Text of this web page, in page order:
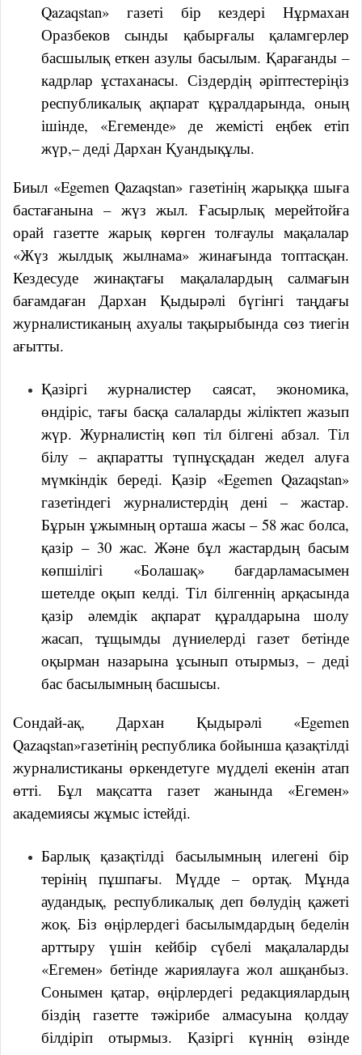
Qazaqstan» газеті бір кездері Нұрмахан
Оразбеков сынды қабырғалы қаламгерлер
басшылық еткен азулы басылым. Қарағанды –
кадрлар ұстаханасы. Сіздердің әріптестеріңіз
республикалық ақпарат құралдарында, оның
ішінде, «Егеменде» де жемісті еңбек етіп
жүр,– деді Дархан Қуандықұлы.
Биыл «Egemen Qazaqstan» газетінің жарыққа шыға
бастағанына – жүз жыл. Ғасырлық мерейтойға
орай газетте жарық көрген толғаулы мақалалар
«Жүз жылдық жылнама» жинағында топтасқан.
Кездесуде жинақтағы мақалалардың салмағын
бағамдаған Дархан Қыдырәлі бүгінгі таңдағы
журналистиканың ахуалы тақырыбында сөз тиегін
ағытты.
Қазіргі журналистер саясат, экономика,
өндіріс, тағы басқа салаларды жіліктеп жазып
жүр. Журналистің көп тіл білгені абзал. Тіл
білу – ақпаратты түпнұсқадан жедел алуға
мүмкіндік береді. Қазір «Egemen Qazaqstan»
газетіндегі журналистердің дені – жастар.
Бұрын ұжымның орташа жасы – 58 жас болса,
қазір – 30 жас. Және бұл жастардың басым
көпшілігі «Болашақ» бағдарламасымен
шетелде оқып келді. Тіл білгеннің арқасында
қазір әлемдік ақпарат құралдарына шолу
жасап, тұщымды дүниелерді газет бетінде
оқырман назарына ұсынып отырмыз, – деді
бас басылымның басшысы.
Сондай-ақ, Дархан Қыдырәлі «Egemen
Qazaqstan»газетінің республика бойынша қазақтілді
журналистиканы өркендетуге мүдделі екенін атап
өтті. Бұл мақсатта газет жанында «Егемен»
академиясы жұмыс істейді.
Барлық қазақтілді басылымның илегені бір
терінің пұшпағы. Мүдде – ортақ. Мұнда
аудандық, республикалық деп бөлудің қажеті
жоқ. Біз өңірлердегі басылымдардың беделін
арттыру үшін кейбір сүбелі мақалаларды
«Егемен» бетінде жариялауға жол ашқанбыз.
Сонымен қатар, өңірлердегі редакциялардың
біздің газетте тәжірибе алмасуына қолдау
білдіріп отырмыз. Қазіргі күннің өзінде